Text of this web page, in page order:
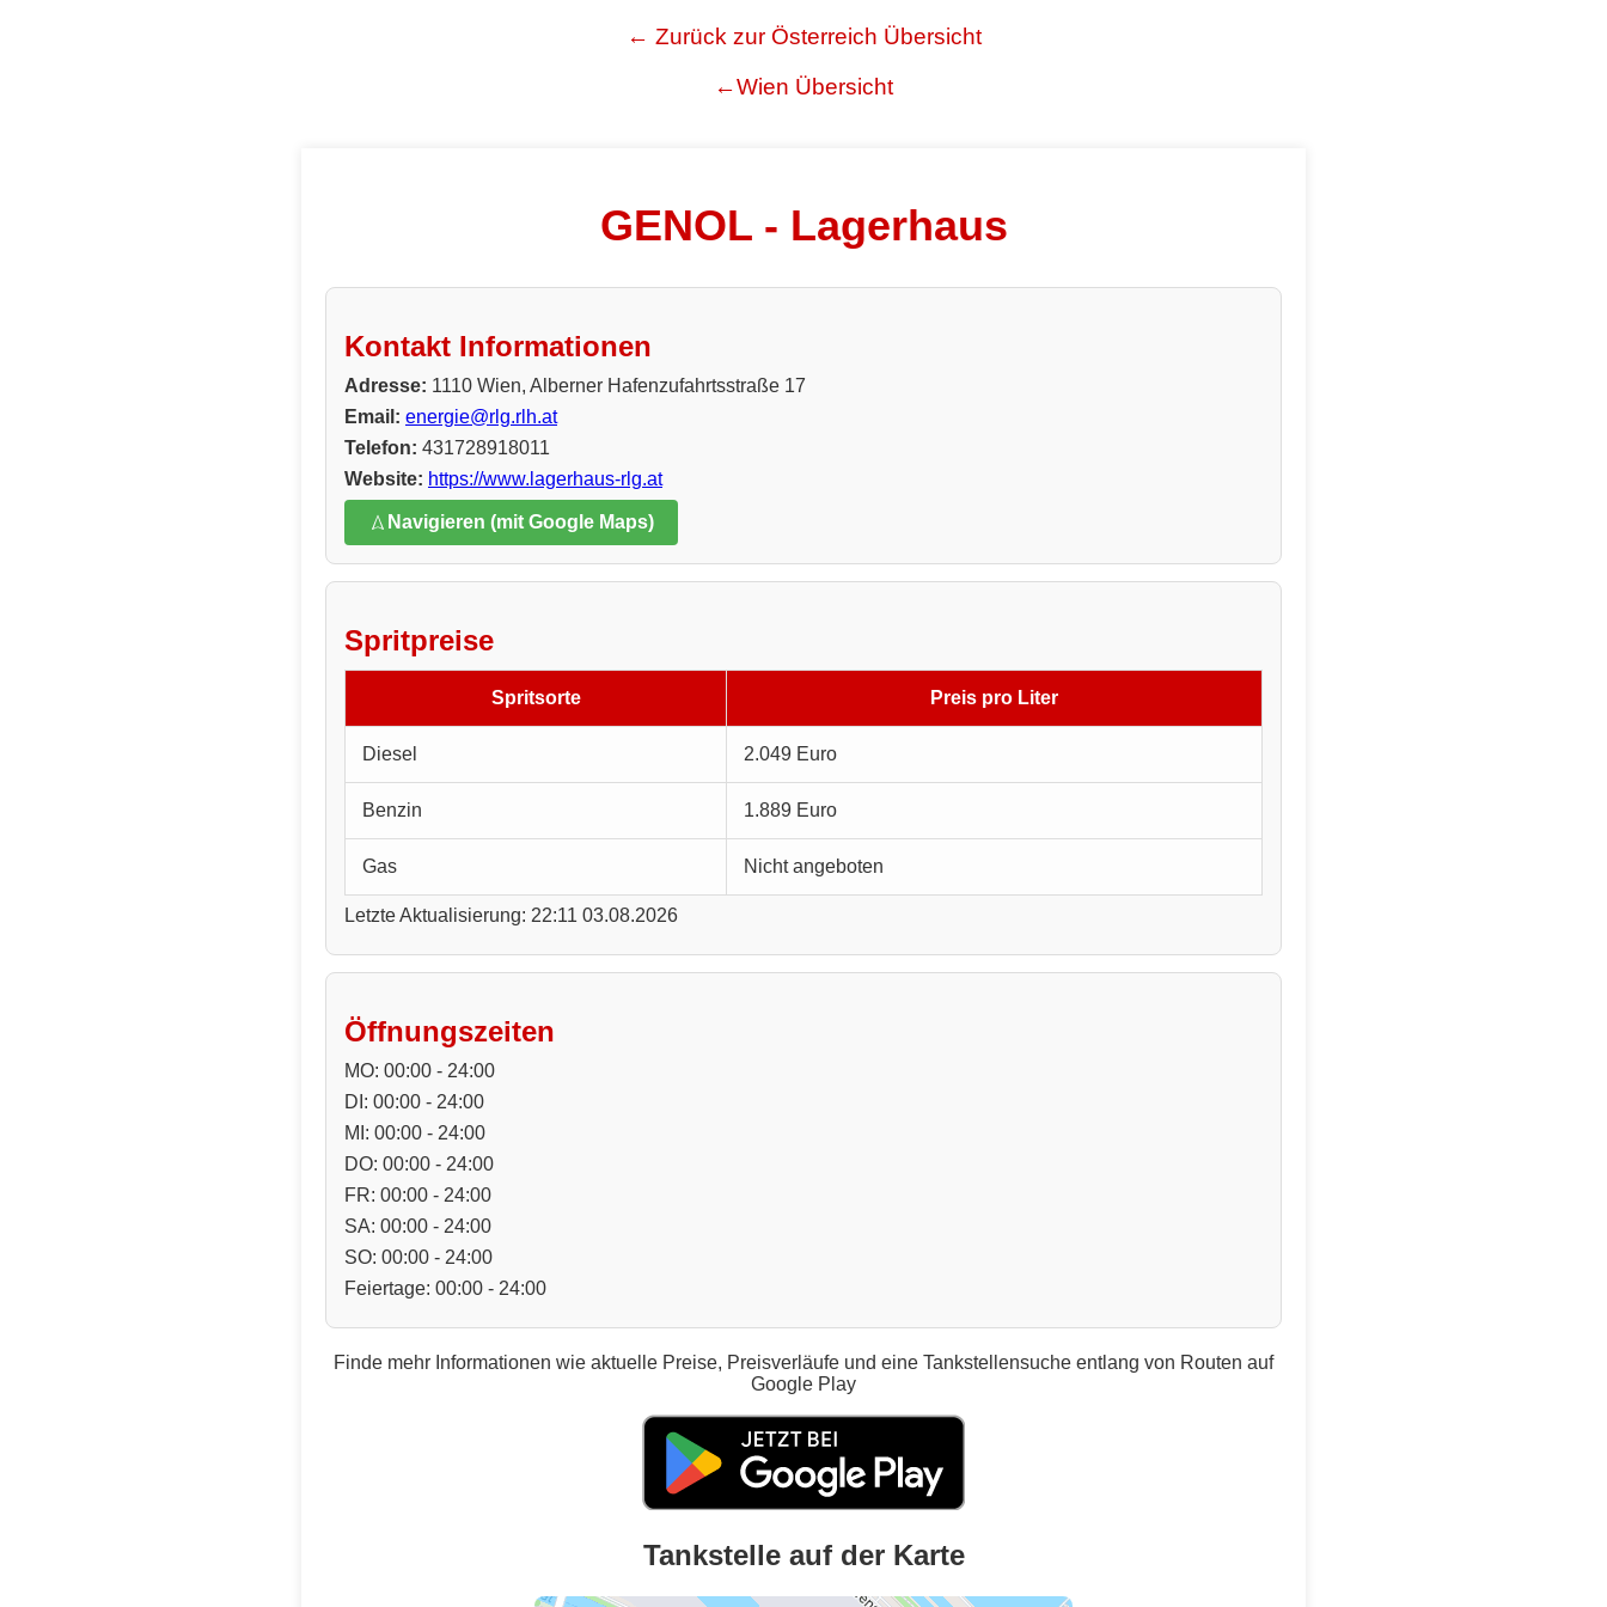
← Zurück zur Österreich Übersicht
←Wien Übersicht
GENOL - Lagerhaus
Kontakt Informationen
Adresse: 1110 Wien, Alberner Hafenzufahrtsstraße 17
Email: energie@rlg.rlh.at
Telefon: 431728918011
Website: https://www.lagerhaus-rlg.at
Navigieren (mit Google Maps)
Spritpreise
Spritsorte Preis pro Liter
Diesel 2.049 Euro
Benzin 1.889 Euro
Gas Nicht angeboten
Letzte Aktualisierung: 22:11 03.08.2026
Öffnungszeiten
MO: 00:00 - 24:00
DI: 00:00 - 24:00
MI: 00:00 - 24:00
DO: 00:00 - 24:00
FR: 00:00 - 24:00
SA: 00:00 - 24:00
SO: 00:00 - 24:00
Feiertage: 00:00 - 24:00
Finde mehr Informationen wie aktuelle Preise, Preisverläufe und eine Tankstellensuche entlang von Routen auf
Google Play
Tankstelle auf der Karte